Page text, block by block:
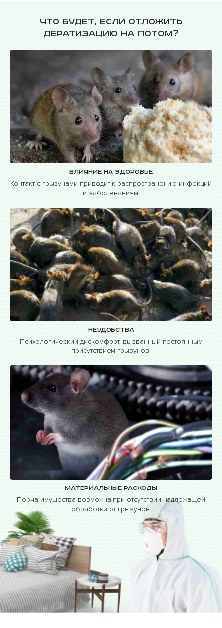
Что будет, если отложить
дератизацию на потом?
Влияние на здоровье
Контакт с грызунами приводит к распространению инфекций
и заболеваниям.
Неудобства
Психологический дискомфорт, вызванный постоянным
присутствием грызунов.
Материальные расходы
Порча имущества возможна при отсутствии надлежащей
обработки от грызунов.